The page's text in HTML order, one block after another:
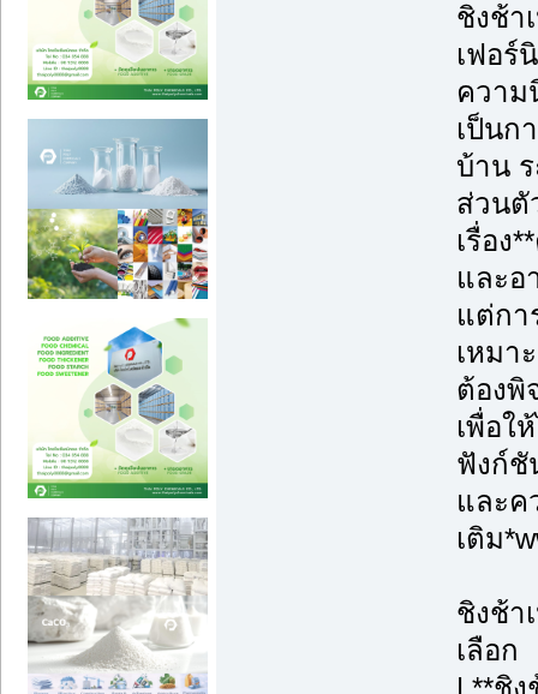
ชิงช้า
เฟอร์
ความ
เป็นก
บ้าน
ส่วนตั
เรื่อง
และอ
แต่กา
เหมา
ต้องพิ
เพื่อใ
ฟังก์ชั
และค
เติม
ชิงช้า
เลือก